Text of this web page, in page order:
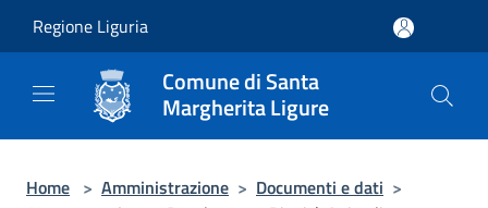
Regione Liguria
Comune di Santa
Margherita Ligure
Home > Amministrazione > Documenti e dati >